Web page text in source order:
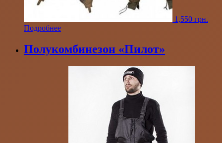
1,550 грн.
Подробнее
Полукомбинезон «Пилот»